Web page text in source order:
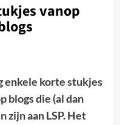
vanop
enkele korte stukjes
blogs die (al dan
aan LSP. Het